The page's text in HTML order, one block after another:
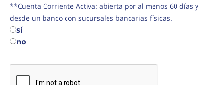
**Cuenta Corriente Activa: abierta por al menos 60 días y
desde un banco con sucursales bancarias físicas.
sí
no